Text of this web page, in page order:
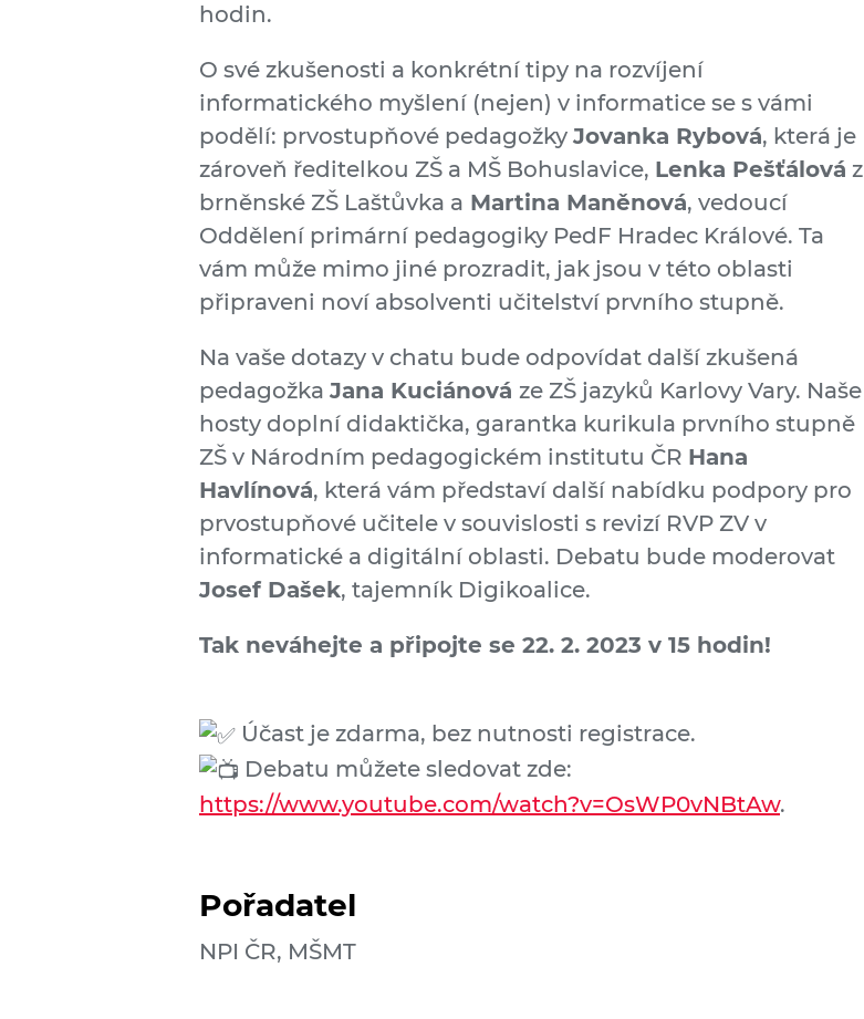
hodin.
O své zkušenosti a konkrétní tipy na rozvíjení
informatického myšlení (nejen) v informatice se s vámi
podělí: prvostupňové pedagožky Jovanka Rybová, která je
zároveň ředitelkou ZŠ a MŠ Bohuslavice, Lenka Pešťálová z
brněnské ZŠ Laštůvka a Martina Maněnová, vedoucí
Oddělení primární pedagogiky PedF Hradec Králové. Ta
vám může mimo jiné prozradit, jak jsou v této oblasti
připraveni noví absolventi učitelství prvního stupně.
Na vaše dotazy v chatu bude odpovídat další zkušená
pedagožka Jana Kuciánová ze ZŠ jazyků Karlovy Vary. Naše
hosty doplní didaktička, garantka kurikula prvního stupně
ZŠ v Národním pedagogickém institutu ČR Hana
Havlínová, která vám představí další nabídku podpory pro
prvostupňové učitele v souvislosti s revizí RVP ZV v
informatické a digitální oblasti. Debatu bude moderovat
Josef Dašek, tajemník Digikoalice.
Tak neváhejte a připojte se 22. 2. 2023 v 15 hodin!
Účast je zdarma, bez nutnosti registrace.
Debatu můžete sledovat zde:
https://www.youtube.com/watch?v=OsWP0vNBtAw.
Pořadatel
NPI ČR, MŠMT